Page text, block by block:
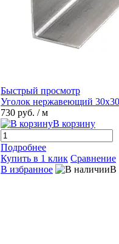
Быстрый просмотр
Уголок нержавеющий
730 руб. / м
В корзину
Подробнее
Купить в 1 клик Сравнение
В избранное
В